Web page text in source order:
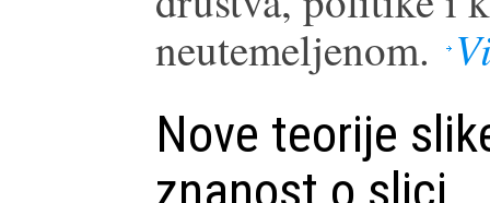
neutemeljenom.
Nove teorije
znanost o slici